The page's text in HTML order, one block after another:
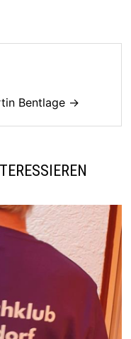
Bentlage →